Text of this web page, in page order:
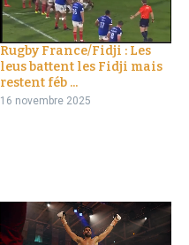
Rugby France/Fidji : Les
leus battent les Fidji mais
restent féb ...
16 novembre 2025